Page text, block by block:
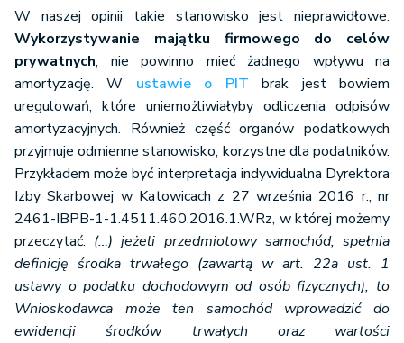
W naszej opinii takie stanowisko jest nieprawidłowe.
Wykorzystywanie majątku firmowego do celów
prywatnych, nie powinno mieć żadnego wpływu na
amortyzację. W ustawie o PIT brak jest bowiem
uregulowań, które uniemożliwiałyby odliczenia odpisów
amortyzacyjnych. Również część organów podatkowych
przyjmuje odmienne stanowisko, korzystne dla podatników.
Przykładem może być interpretacja indywidualna Dyrektora
Izby Skarbowej w Katowicach z 27 września 2016 r., nr
2461-IBPB-1-1.4511.460.2016.1.WRz, w której możemy
przeczytać: (…) jeżeli przedmiotowy samochód, spełnia
definicję środka trwałego (zawartą w art. 22a ust. 1
ustawy o podatku dochodowym od osób fizycznych), to
Wnioskodawca może ten samochód wprowadzić do
ewidencji środków trwałych oraz wartości